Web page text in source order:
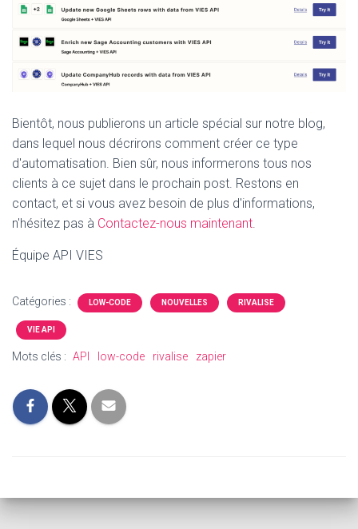
Bientôt, nous publierons un article spécial sur notre blog,
dans lequel nous décrirons comment créer ce type
d'automatisation. Bien sûr, nous informerons tous nos
clients à ce sujet dans le prochain post. Restons en
contact, et si vous avez besoin de plus d'informations,
n'hésitez pas à Contactez-nous maintenant.
Équipe API VIES
Catégories : LOW-CODE NOUVELLES RIVALISE
VIE API
Mots clés : API low-code rivalise zapier